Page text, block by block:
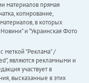
материалов прямая
копирование,
в которых
и "Украинская Фото
меткой "Реклама" /
являются рекламными и
участвует в
высказанные в этих